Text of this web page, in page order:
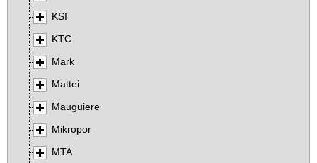
KSI
KTC
Mark
Mattei
Mauguiere
Mikropor
MTA